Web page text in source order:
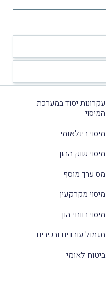
עקרונות יסוד במערכת
המיסוי
מיסוי בינלאומי
מיסוי שוק ההון
מס ערך מוסף
מיסוי מקרקעין
מיסוי רווחי הון
תגמול עובדים ובכירים
ביטוח לאומי